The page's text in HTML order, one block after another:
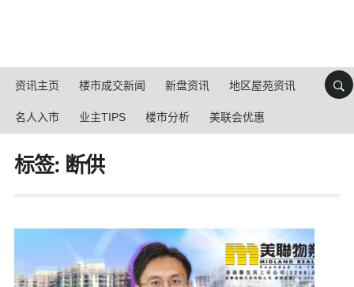
资讯主页 楼市成交新闻 新盘资讯 地区屋苑资讯
名人入市 业主TIPS 楼市分析 美联会优惠
标签: 断供